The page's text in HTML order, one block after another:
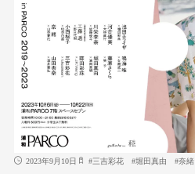
2023年9月10日 #三吉彩花 #堀田真由 #奈緒